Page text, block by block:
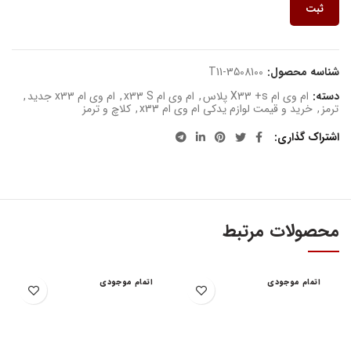
ثبت
شناسه محصول: T11-3508100
دسته: ام وی ام X33 +s پلاس , ام وی ام x33 S , ام وی ام x33 جدید ,
ترمز , خرید و قیمت لوازم یدکی ام وی ام x33 , کلاچ و ترمز
اشتراک گذاری
محصولات مرتبط
اتمام موجودی اتمام موجودی